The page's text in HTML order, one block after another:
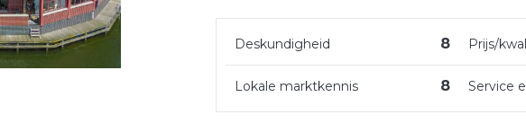
Deskundigheid 8 Prijs/
Lokale marktkennis 8 Service